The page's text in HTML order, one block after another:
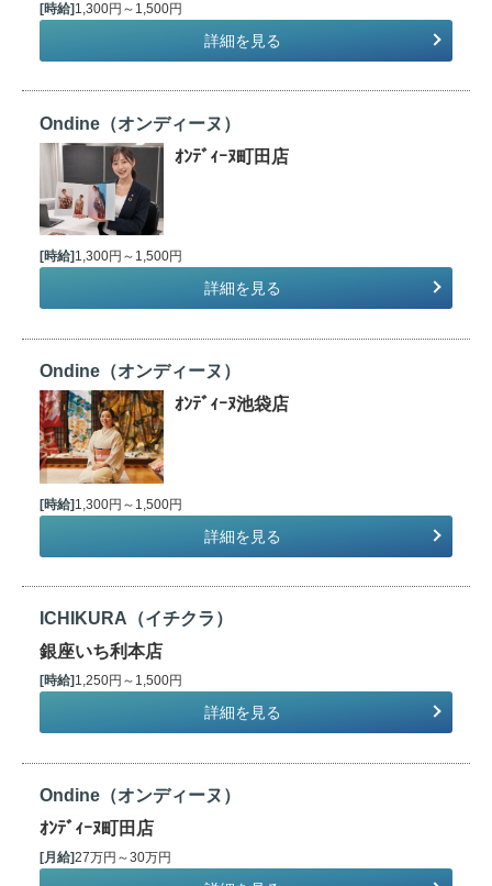
[時給] 1,300円～1,500円
詳細を見る
Ondine（オンディーヌ）
ｵﾝﾃﾞｨｰﾇ町田店
[時給] 1,300円～1,500円
詳細を見る
Ondine（オンディーヌ）
ｵﾝﾃﾞｨｰﾇ池袋店
[時給]1,300円～1,500円
詳細を見る
ICHIKURA（イチクラ）
銀座いち利本店
[時給] 1,250円～1,500円
詳細を見る
Ondine（オンディーヌ）
ｵﾝﾃﾞｨｰﾇ町田店
[月給]27万円～30万円